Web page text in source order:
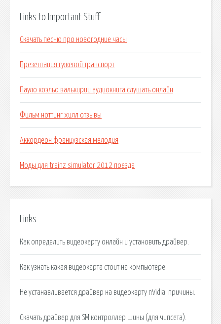
Links to Important Stuff
Скачать песню про новогодние часы
Презентация гужевой транспорт
Пауло коэльо валькирии аудиокнига слушать онлайн
Фильм ноттинг хилл отзывы
Аккордеон французская мелодия
Моды для trainz simulator 2012 поезда
Links
Как определить видеокарту онлайн и установить драйвер.
Как узнать какая видеокарта стоит на компьютере.
Не устанавливается драйвер на видеокарту nVidia: причины.
Скачать драйвер для SM контроллер шины (для чипсета).